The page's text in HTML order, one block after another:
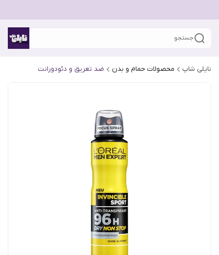
جستجو
نایلی شاپ محصولات حمام و بدن ضد تعریق و دئودورانت